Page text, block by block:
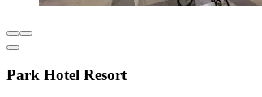
Park Hotel Resort